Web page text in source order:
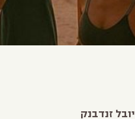
יובל זנדבנק